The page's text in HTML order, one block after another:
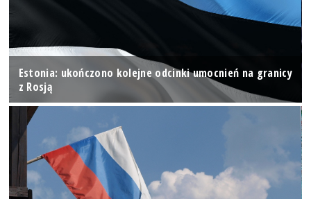
Estonia: ukończono kolejne odcinki umocnień na granicy
z Rosją